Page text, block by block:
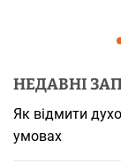
НЕДАВНІ
Як відмити
умовах